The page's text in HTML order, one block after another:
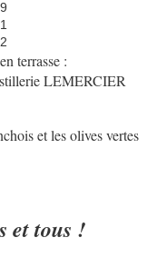
terrasse :
LEMERCIER
et les olives vertes
et tous !